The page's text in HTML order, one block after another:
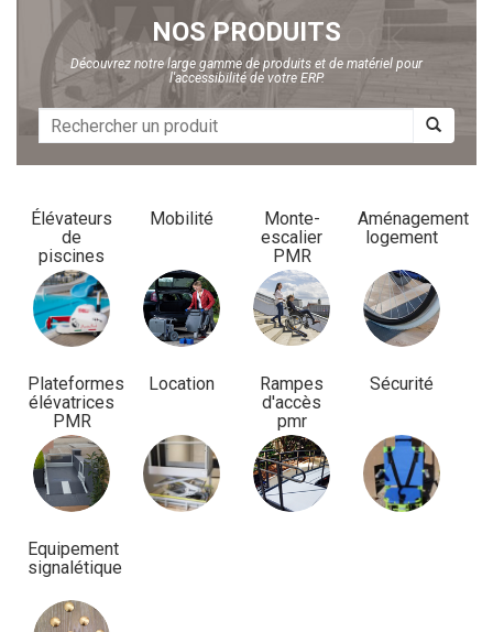
NOS PRODUITS
Découvrez notre large gamme de produits et de matériel pour
l'accessibilité de votre ERP.
Élévateurs
de
piscines
Mobilité
Monte-
escalier
PMR
Aménagement
logement
Plateformes
élévatrices
PMR
Location
Rampes
d'accès
pmr
Sécurité
Equipement
signalétique